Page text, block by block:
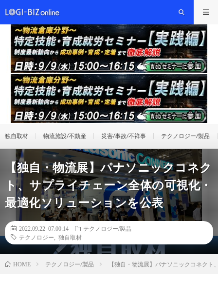
独自取材 物流施設/不動産 災害/事故/不祥事 テクノロジー/製品
【独自・物流展】パナソニックコネク
ト、サプライチェーン全体の可視化・
最適化ソリューションを公表
2022.09.22 07:00:14
テクノロジー/製品
テクノロジー
独自取材
HOME テクノロジー/製品 【独自・物流展】パナソニックコネク